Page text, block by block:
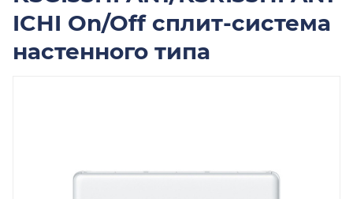
ICHI On/Off сплит-система
настенного типа